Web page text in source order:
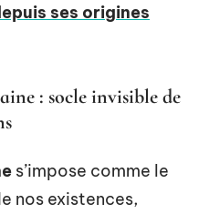
ses origines
: socle invisible de
s’impose comme le
nos existences,